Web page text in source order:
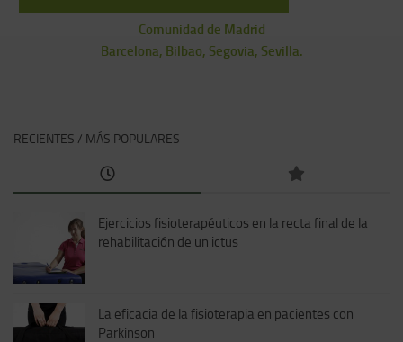
Comunidad de Madrid
Barcelona, Bilbao, Segovia, Sevilla.
RECIENTES / MÁS POPULARES
Ejercicios fisioterapéuticos en la recta final de la
rehabilitación de un ictus
La eficacia de la fisioterapia en pacientes con
Parkinson